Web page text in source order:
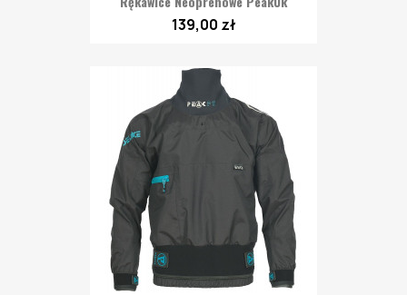
139,00 zł